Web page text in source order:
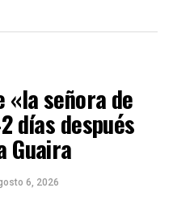
«la señora de
días después
Guaira
6, 2026